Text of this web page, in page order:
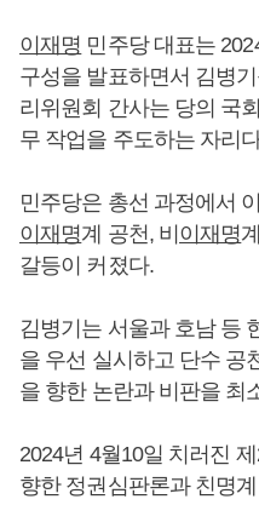
이재명 민주당 대표는
구성을 발표하면서 김병
리위원회 간사는 당의 국
무 작업을 주도하는 자리
민주당은 총선 과정에서
이재명계 공천, 비 이재명
갈등이 커졌다.
김병기는 서울과 호남 등
을 우선 실시하고 단수 공
을 향한 논란과 비판을 최
2024년 4월10일 치러진
향한 정권심판론과 친명